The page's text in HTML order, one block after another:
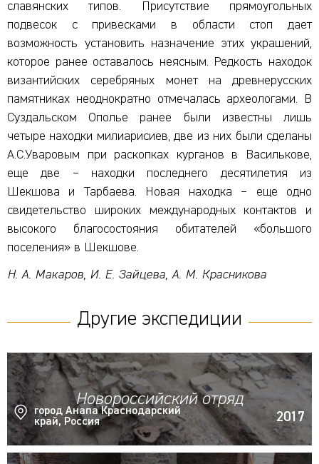
славянских типов. Присутствие прямоугольных
подвесок с привесками в области стоп дает
возможность установить назначение этих украшений,
которое ранее оставалось неясным. Редкость находок
византийских серебряных монет на древнерусских
памятниках неоднократно отмечалась археологами. В
Суздальском Ополье ранее были известны лишь
четыре находки милиарисиев, две из них были сделаны
А.С.Уваровым при раскопках курганов в Василькове,
еще две – находки последнего десятилетия из
Шекшова и Тарбаева. Новая находка – еще одно
свидетельство широких международных контактов и
высокого благосостояния обитателей «большого
поселения» в Шекшове.
Н. А. Макаров, И. Е. Зайцева, А. М. Красникова
Другие экспедиции
Новороссийский отряд
город Анапа Краснодарский
край, Россия
2017